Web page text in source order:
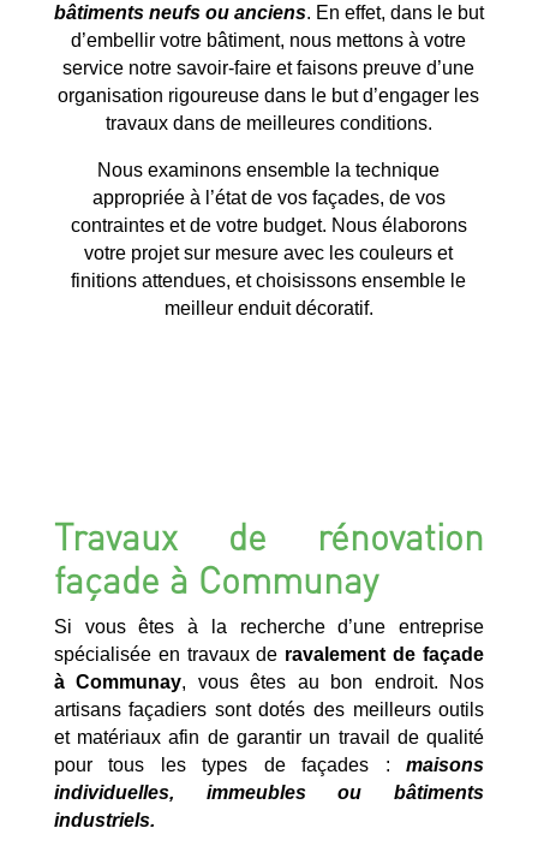
bâtiments neufs ou anciens. En effet, dans le but
d’embellir votre bâtiment, nous mettons à votre
service notre savoir-faire et faisons preuve d’une
organisation rigoureuse dans le but d’engager les
travaux dans de meilleures conditions.
Nous examinons ensemble la technique
appropriée à l’état de vos façades, de vos
contraintes et de votre budget. Nous élaborons
votre projet sur mesure avec les couleurs et
finitions attendues, et choisissons ensemble le
meilleur enduit décoratif.
Travaux de rénovation
façade à Communay
Si vous êtes à la recherche d’une entreprise
spécialisée en travaux de ravalement de façade
à Communay, vous êtes au bon endroit. Nos
artisans façadiers sont dotés des meilleurs outils
et matériaux afin de garantir un travail de qualité
pour tous les types de façades :maisons
individuelles, immeubles ou bâtiments
industriels.